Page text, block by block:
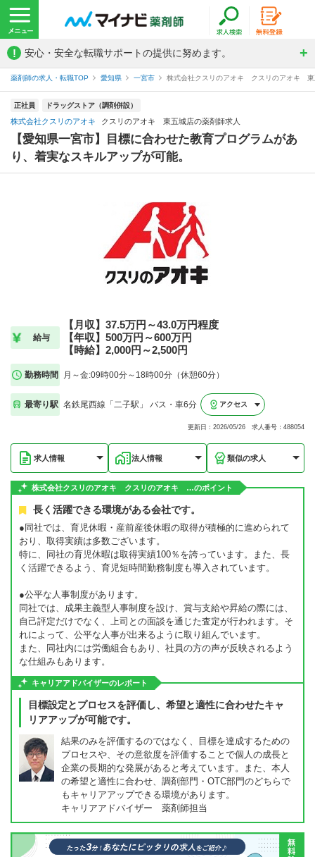
! 安心・安全な転職サポートの提供に努めます。
薬剤師の求人・転職TOP 愛知県 一宮市 株式会社クスリのアオキ クスリのアオキ 東
正社員 ドラッグストア（調剤併設）
株式会社クスリのアオキ クスリのアオキ 東五城店の薬剤師求人
【愛知県一宮市】目標に合わせた教育プログラムがあ
り、着実なスキルアップが可能。
給与
【月収】37.5万円～43.0万円程度
【年収】500万円～600万円
【時給】2,000円～2,500円
勤務時間 月～金:09時00分～18時00分（休憩60分）
最寄り駅 名鉄尾西線「二子駅」 バス・車6分 アクセス
更新日：2026/05/26 求人番号：488054
求人情報 法人情報 類似の求人
株式会社クスリのアオキ クスリのアオキ …のポイント
長く活躍できる環境がある会社です。
●同社では、育児休暇・産前産後休暇の取得が積極的に進められて
おり、取得実績は多数ございます。
特に、同社の育児休暇は取得実績100％を誇っています。また、長
く活躍できるよう、育児短時間勤務制度も導入されています。
●公平な人事制度があります。
同社では、成果主義型人事制度を設け、賞与支給や昇給の際には、
自己評定だけでなく、上司との面談を通じた査定が行われます。そ
れによって、公平な人事が出来るように取り組んでいます。
また、同社内には労働組合もあり、社員の方の声が反映されるよう
な仕組みもあります。
キャリアアドバイザーのレポート
目標設定とプロセスを評価し、希望と適性に合わせたキャ
リアアップが可能です。
結果のみを評価するのではなく、目標を達成するための
プロセスや、その意欲度を評価することで個人の成長と
企業の長期的な発展があると考えています。また、本人
の希望と適性に合わせ、調剤部門・OTC部門のどちらで
もキャリアアップできる環境があります。
キャリアアドバイザー 薬剤師担当